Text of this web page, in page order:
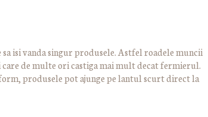
isi vanda singur produsele. Astfel roadele muncii
de multe ori castiga mai mult decat fermierul.
produsele pot ajunge pe lantul scurt direct la